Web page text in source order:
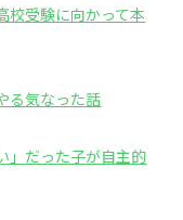
校受験に向かって本
る気なった話
」だった子が自主的